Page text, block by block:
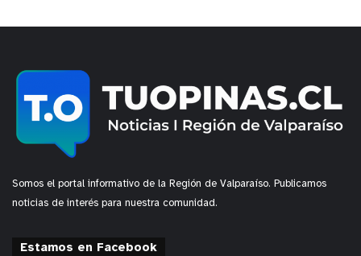
Somos el portal informativo de la Región de Valparaíso. Publicamos
noticias de interés para nuestra comunidad.
Estamos en Facebook